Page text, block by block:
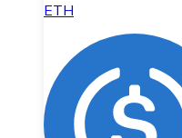
ETH